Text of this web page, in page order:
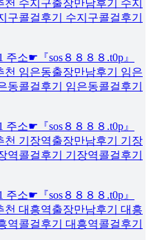
수지구출장만남후기 수지
구콜걸후기 수지구콜걸후기
소☛『sos８８８８.t0p』
임은동출장만남후기 임은
동콜걸후기 임은동콜걸후기
소☛『sos８８８８.t0p』
기장역출장만남후기 기장
역콜걸후기 기장역콜걸후기
소☛『sos８８８８.t0p』
대흥역출장만남후기 대흥
역콜걸후기 대흥역콜걸후기